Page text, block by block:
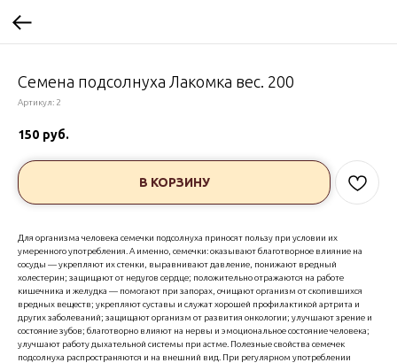
Семена подсолнуха Лакомка вес. 200
Артикул: 2
150 руб.
В КОРЗИНУ
Для организма человека семечки подсолнуха приносят пользу при условии их
умеренного употребления. А именно, семечки: оказывают благотворное влияние на
сосуды — укрепляют их стенки, выравнивают давление, понижают вредный
холестерин; защищают от недугов сердце; положительно отражаются на работе
кишечника и желудка — помогают при запорах, очищают организм от скопившихся
вредных веществ; укрепляют суставы и служат хорошей профилактикой артрита и
других заболеваний; защищают организм от развития онкологии; улучшают зрение и
состояние зубов; благотворно влияют на нервы и эмоциональное состояние человека;
улучшают работу дыхательной системы при астме. Полезные свойства семечек
подсолнуха распространяются и на внешний вид. При регулярном употреблении